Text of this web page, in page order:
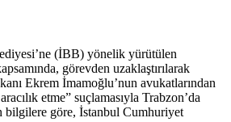
(İBB) yönelik yürütülen
görevden uzaklaştırılarak
Ekrem İmamoğlu’nun avukatlarından
etme” suçlamasıyla Trabzon’da
bilgilere göre, İstanbul Cumhuriyet